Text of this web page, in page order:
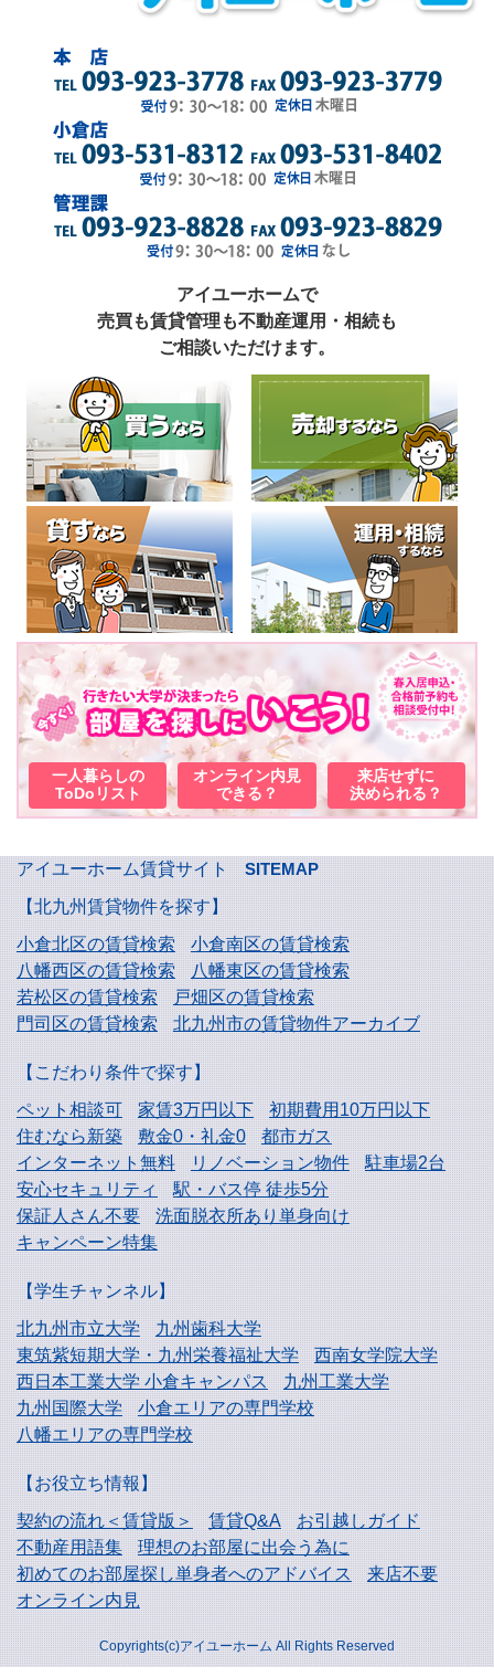
アイユーホームで
売買も賃貸管理も不動産運用・相続も
ご相談いただけます。
一人暮らしの
ToDoリスト
オンライン内見
できる？
来店せずに
決められる？
アイユーホーム賃貸サイト
SITEMAP
【北九州賃貸物件を探す】
小倉北区の賃貸検索
小倉南区の賃貸検索
八幡西区の賃貸検索
八幡東区の賃貸検索
若松区の賃貸検索
戸畑区の賃貸検索
門司区の賃貸検索
北九州市の賃貸物件アーカイブ
【こだわり条件で探す】
ペット相談可
家賃3万円以下
初期費用10万円以下
住むなら新築
敷金0・礼金0
都市ガス
インターネット無料
リノベーション物件
駐車場2台
安心セキュリティ
駅・バス停 徒歩5分
保証人さん不要
洗面脱衣所あり単身向け
キャンペーン特集
【学生チャンネル】
北九州市立大学
九州歯科大学
東筑紫短期大学・九州栄養福祉大学
西南女学院大学
西日本工業大学小倉キャンパス
九州工業大学
九州国際大学
小倉エリアの専門学校
八幡エリアの専門学校
【お役立ち情報】
契約の流れ＜賃貸版＞
賃貸Q&A
お引越しガイド
不動産用語集
理想のお部屋に出会う為に
初めてのお部屋探し単身者へのアドバイス
来店不要
オンライン内見
Copyrights(c)アイユーホーム All Rights Reserved